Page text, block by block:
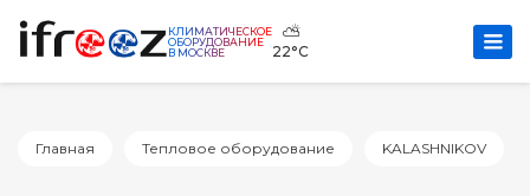
КЛИМАТИЧЕСКОЕ
ОБОРУДОВАНИЕ
В МОСКВЕ
⛅
22°C
Главная Тепловое оборудование KALASHNIKOV